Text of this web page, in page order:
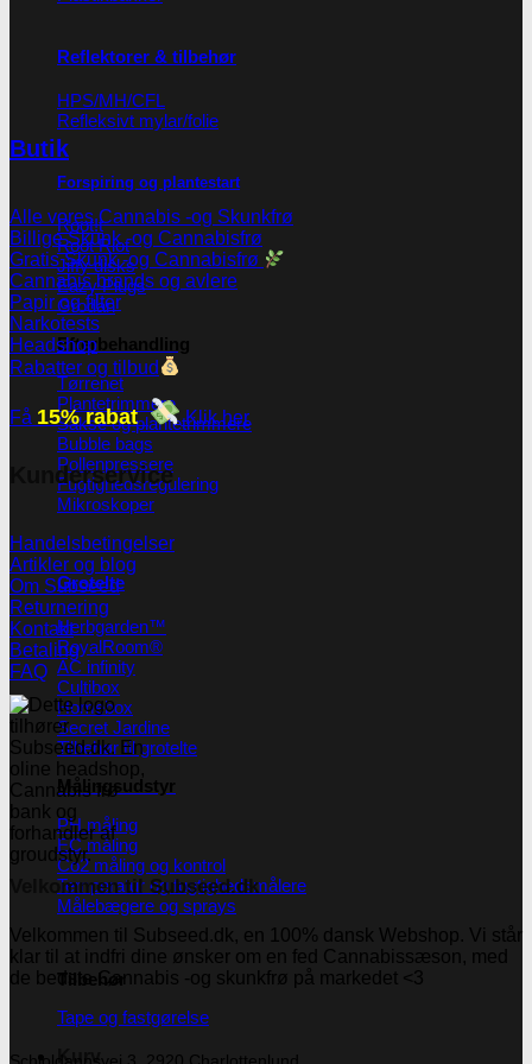
Reflektorer & tilbehør
HPS/MH/CFL
Refleksivt mylar/folie
Forspiring og plantestart
Root!t
Root Riot
Jiffy disks
Eazy Plugs
Grodan
Efterbehandling
Tørrenet
Plantetrimmere
Sakse og plantetrimmere
Bubble bags
Pollenpressere
Fugtighedsregulering
Mikroskoper
Grotelte
Herbgarden™
RoyalRoom®
AC infinity
Cultibox
Homebox
Secret Jardine
Tilbehør til grotelte
Målingsudstyr
PH måling
EC måling
Co2 måling og kontrol
Temperatur og fugtighedsmålere
Målebægere og sprays
Tilbehør
Tape og fastgørelse
Kurv
Butik
Alle vores Cannabis -og Skunkfrø
Billige Skunk -og Cannabisfrø
Gratis Skunk -og Cannabisfrø
Cannabis brands og avlere
Papir og filter
Narkotests
Headshop
Rabatter og tilbud
Få 15% rabat Klik her
Kunderservice
Handelsbetingelser
Artikler og blog
Om Subseed
Returnering
Kontakt
Betaling
FAQ
Velkommen til Subseed.dk
Velkommen til Subseed.dk, en 100% dansk Webshop. Vi står
klar til at indfri dine ønsker om en fed Cannabissæson, med
de bedste Cannabis -og skunkfrø på markedet <3
Schioldannsvej 3, 2920 Charlottenlund